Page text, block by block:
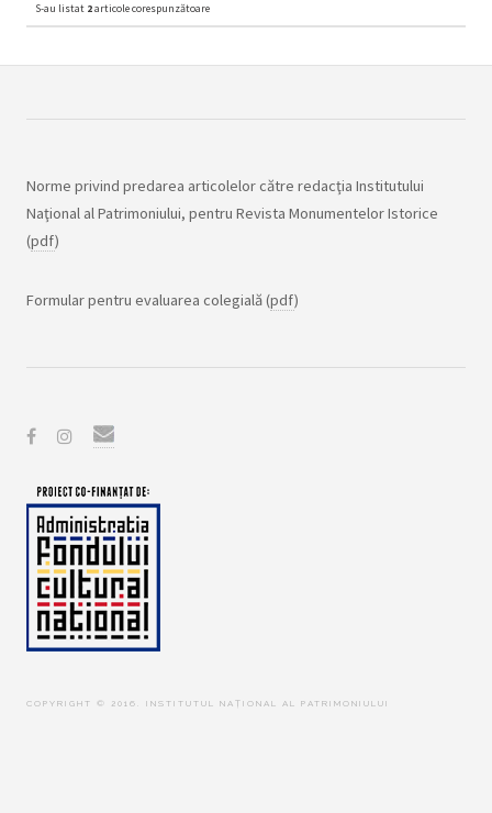
S-au listat 2articole corespunzătoare
Norme privind predarea articolelor către redacţia Institutului
Naţional al Patrimoniului, pentru Revista Monumentelor Istorice
(pdf)
Formular pentru evaluarea colegială (pdf)
COPYRIGHT © 2016. INSTITUTUL NAȚIONAL AL PATRIMONIULUI